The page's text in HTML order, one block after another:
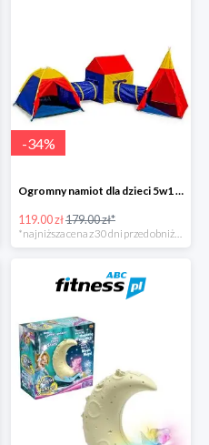
-34%
Ogromny namiot dla dzieci 5w1 labirynt -34%
119.00 zł179.00 zł*